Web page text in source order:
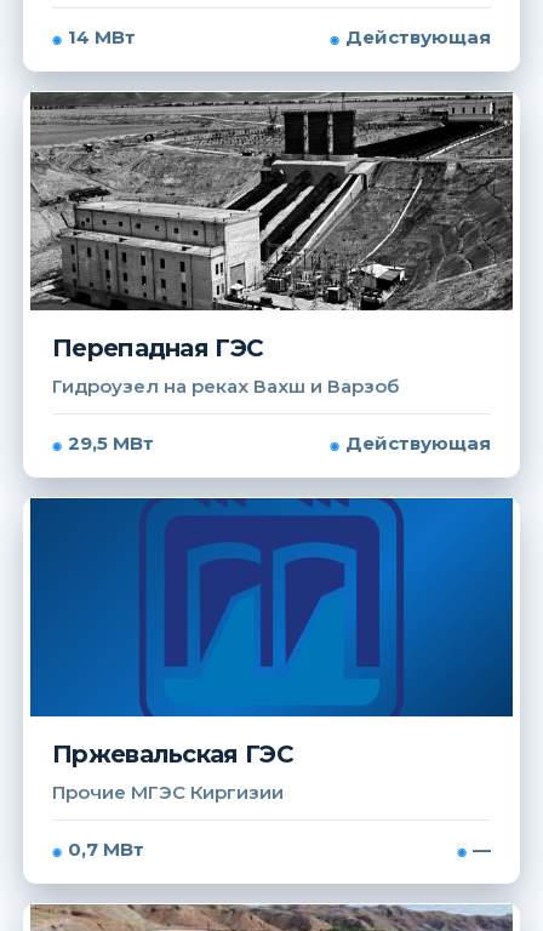
14 МВт Действующая
Перепадная ГЭС
Гидроузел на реках Вахш и Варзоб
29,5 МВт Действующая
Пржевальская ГЭС
Прочие МГЭС Киргизии
0,7 МВт —